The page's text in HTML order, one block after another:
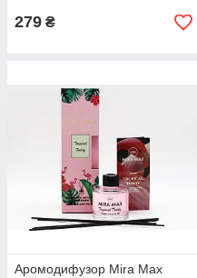
279 ₴
Аромодифузор Mira Max